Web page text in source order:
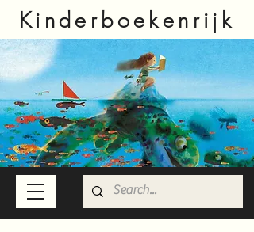
Kinderboekenrijk